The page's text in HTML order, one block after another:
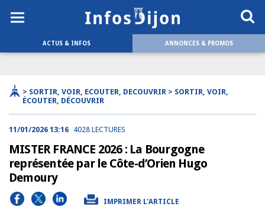
ACTUS & INFOS ANNONCES & PROMOS
> SORTIR, VOIR, ECOUTER, DECOUVRIR > SORTIR, VOIR,
ÉCOUTER, DÉCOUVRIR
11/01/2026 13:16 4028 LECTURES
MISTER FRANCE 2026 : La Bourgogne
représentée par le Côte-d’Orien Hugo
Demoury
IMPRIMER L'ARTICLE